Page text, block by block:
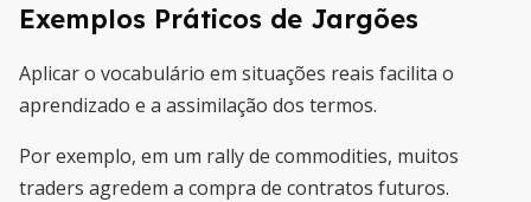
Exemplos Práticos de Jargões
Aplicar o vocabulário em situações reais facilita o
aprendizado e a assimilação dos termos.
Por exemplo, em um rally de commodities, muitos
traders agredem a compra de contratos futuros.